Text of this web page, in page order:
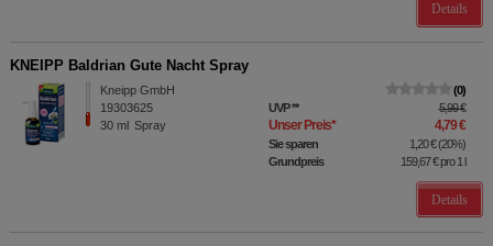
Details
KNEIPP Baldrian Gute Nacht Spray
Kneipp GmbH
19303625
30 ml Spray
0
UVP** 5,99 €
Unser Preis* 4,79 €
Sie sparen 1,20 €(20%)
Grundpreis
159,67 €pro 1 l
Details